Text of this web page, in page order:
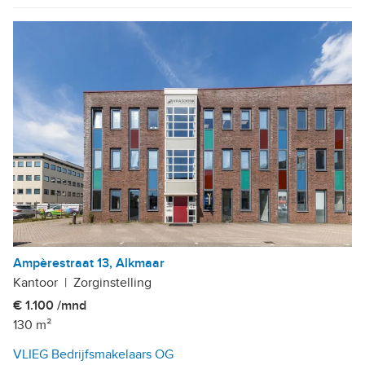
Ampèrestraat 13, Alkmaar
Kantoor | Zorginstelling
€ 1.100 /mnd
130 m²
VLIEG Bedrijfsmakelaars OG